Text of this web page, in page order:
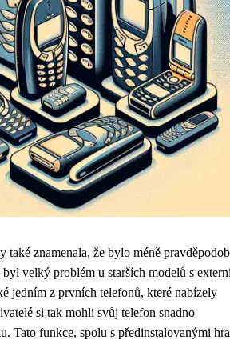
také znamenala, že bylo méně
byl velký problém u starších modelů s
jedním z prvních telefonů, které nabízely
si tak mohli svůj telefon snadno
Tato funkce, spolu s předinstalovanými